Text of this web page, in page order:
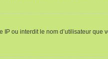
IP ou interdit le nom d’utilisateur